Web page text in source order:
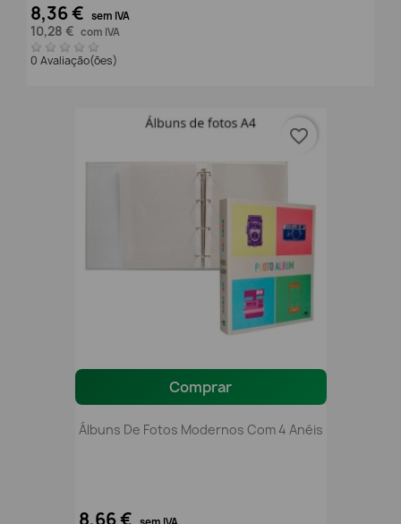
8,36 € sem IVA
10,28 € com IVA
0 Avaliação(ões)
Comprar
Álbuns De Fotos Modernos Com 4 Anéis
favorite_border